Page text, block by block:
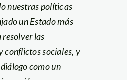
nuestras políticas
un Estado más
las
conflictos sociales, y
como un